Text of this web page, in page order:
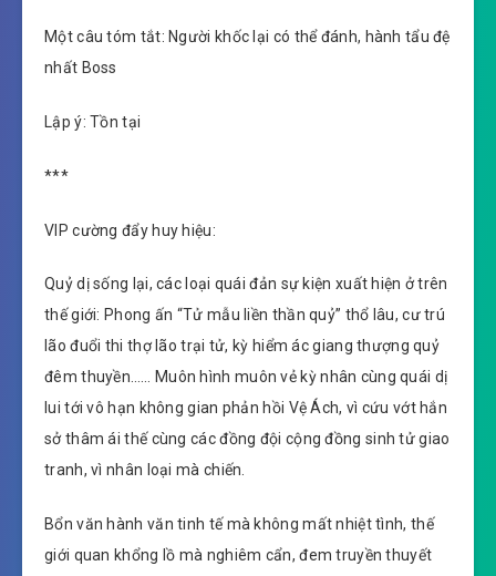
Một câu tóm tắt: Người khốc lại có thể đánh, hành tẩu đệ
nhất Boss
Lập ý: Tồn tại
***
VIP cường đẩy huy hiệu:
Quỷ dị sống lại, các loại quái đản sự kiện xuất hiện ở trên
thế giới: Phong ấn “Tử mẫu liền thần quỷ” thổ lâu, cư trú
lão đuổi thi thợ lão trại tử, kỳ hiểm ác giang thượng quỷ
đêm thuyền…… Muôn hình muôn vẻ kỳ nhân cùng quái dị
lui tới vô hạn không gian phản hồi Vệ Ách, vì cứu vớt hắn
sở thâm ái thế cùng các đồng đội cộng đồng sinh tử giao
tranh, vì nhân loại mà chiến.
Bổn văn hành văn tinh tế mà không mất nhiệt tình, thế
giới quan khổng lồ mà nghiêm cẩn, đem truyền thuyết